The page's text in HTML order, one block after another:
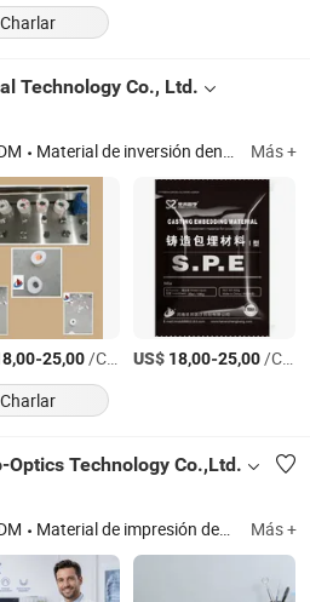
Charlar
Technology Co., Ltd.
Material de inversión dental, yeso dental, aleación dental Más +
-25,00/Caja US$ 18,00-25,00/Caja
Charlar
Technology Co.,Ltd.
Material de impresión dental, hoja de alineador transparente Más +